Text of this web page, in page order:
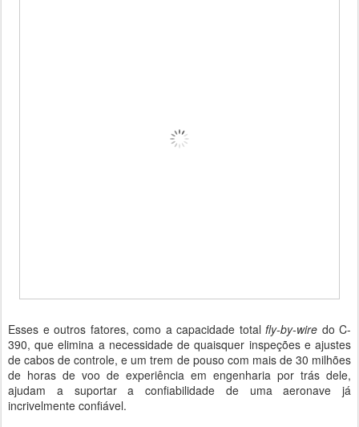
Esses e outros fatores, como a capacidade total fly-by-wire do C-
390, que elimina a necessidade de quaisquer inspeções e ajustes
de cabos de controle, e um trem de pouso com mais de 30 milhões
de horas de voo de experiência em engenharia por trás dele,
ajudam a suportar a confiabilidade de uma aeronave já
incrivelmente confiável.